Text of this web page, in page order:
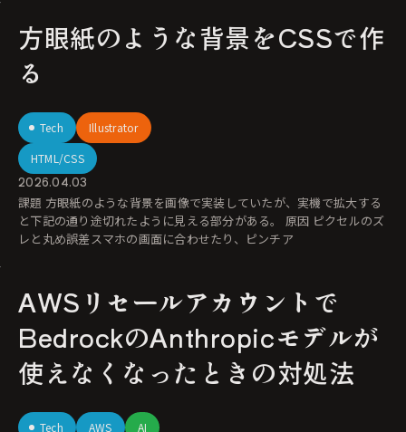
方眼紙のような背景をCSSで作
る
Tech
Illustrator
HTML/CSS
2026.04.03
課題 方眼紙のような背景を画像で実装していたが、実機で拡大する
と下記の通り途切れたように見える部分がある。 原因 ピクセルのズ
レと丸め誤差スマホの画面に合わせたり、ピンチア
AWSリセールアカウントで
BedrockのAnthropicモデルが
使えなくなったときの対処法
Tech AWS AI